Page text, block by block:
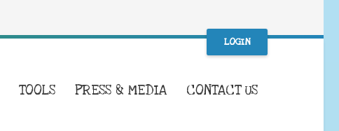
LOGIN
TOOLS PRESS & MEDIA CONTACT US